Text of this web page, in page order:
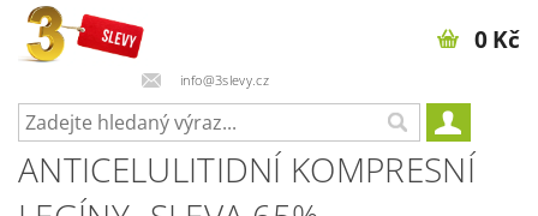
info@3slevy.cz
0 Kč
ANTICELULITIDNÍ KOMPRESNÍ